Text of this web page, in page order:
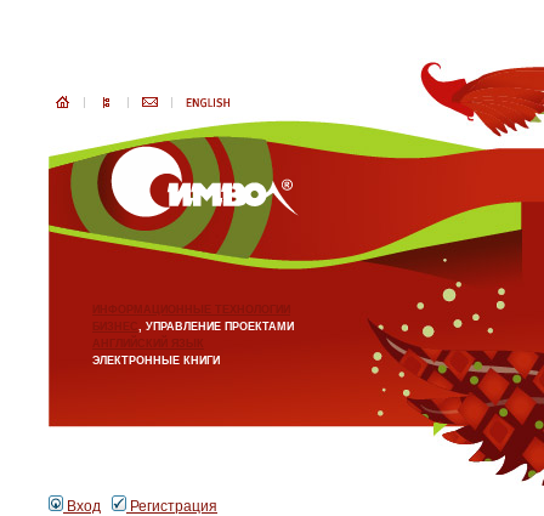
ИНФОРМАЦИОННЫЕ ТЕХНОЛОГИИ
БИЗНЕС, УПРАВЛЕНИЕ ПРОЕКТАМИ
АНГЛИЙСКИЙ ЯЗЫК
ЭЛЕКТРОННЫЕ КНИГИ
Вход
Регистрация